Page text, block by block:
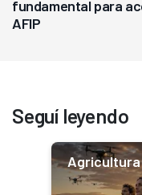
fundamental para
AFIP
Seguí leyendo
Agricultura